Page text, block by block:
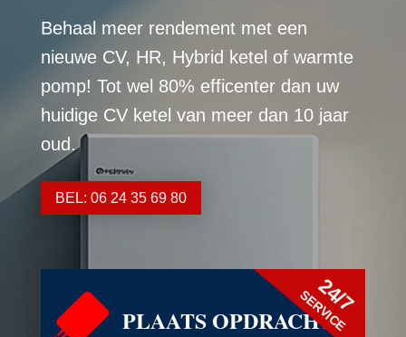
Behaal meer rendement met een
nieuwe CV, HR, Hybrid ketel of warmte
pomp! Tot wel 80% efficenter dan uw
huidige CV ketel van meer dan 10 jaar
oud.
BEL: 06 24 35 69 80
PLAATS OPDRACHT
24/7
SERVICE